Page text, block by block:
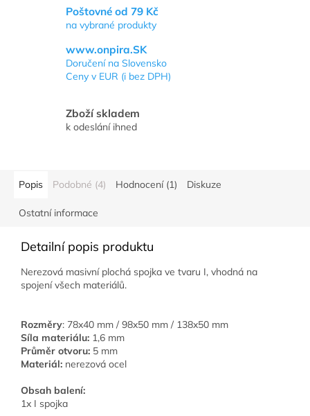
Poštovné od 79 Kč
na vybrané produkty
www.onpira.SK
Doručení na Slovensko
Ceny v EUR (i bez DPH)
Zboží skladem
k odeslání ihned
Popis Podobné (4) Hodnocení (1) Diskuze
Ostatní informace
Detailní popis produktu
Nerezová masivní plochá spojka ve tvaru I, vhodná na
spojení všech materiálů.
Rozměry: 78x40 mm / 98x50 mm / 138x50 mm
Síla materiálu: 1,6 mm
Průměr otvoru: 5 mm
Materiál: nerezová ocel
Obsah balení:
1x I spojka